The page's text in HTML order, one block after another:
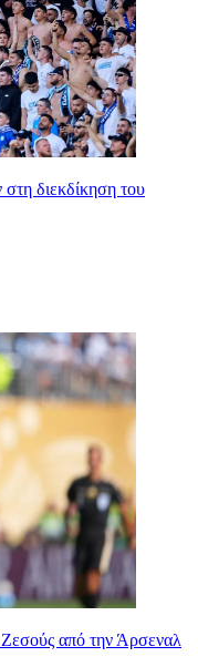
διεκδίκηση του
από την Άρσεναλ